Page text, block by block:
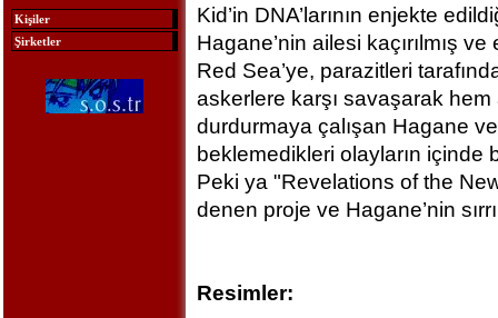
Kişiler
Şirketler
Kid’in DNA’larının enjekte
Hagane’nin ailesi kaçırılmış
Red Sea’ye, parazitleri
askerlere karşı savaşarak
durdurmaya çalışan Hagane
beklemedikleri olayların içinde
Peki ya "Revelations of the
denen proje ve Hagane’nin
Resimler: